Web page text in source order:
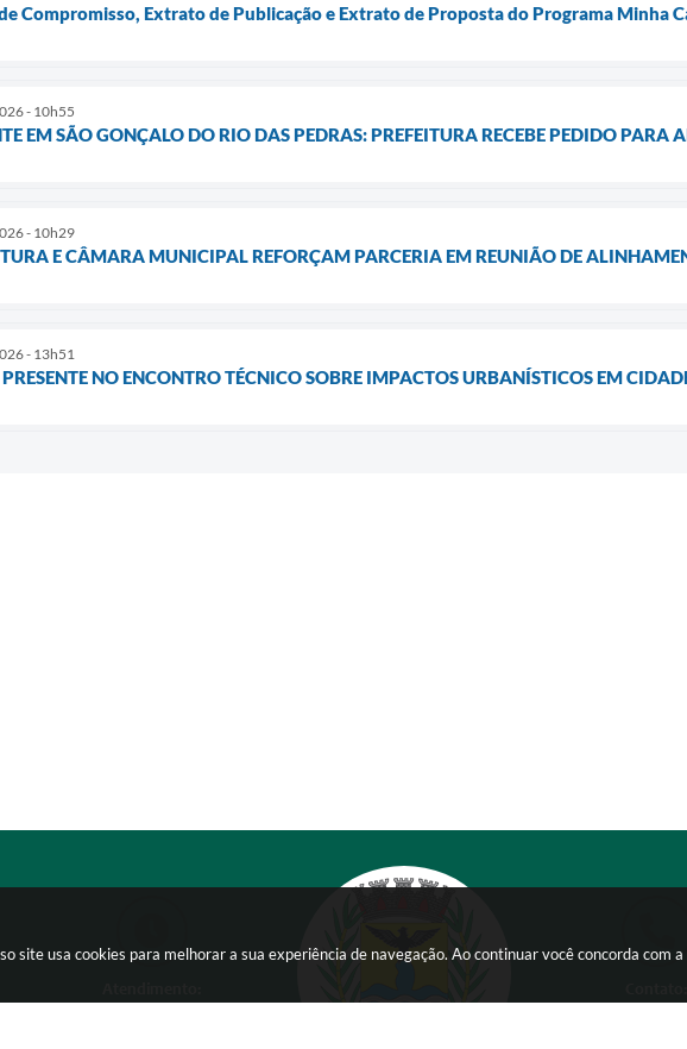
site usa cookies para melhorar a sua experiência de navegação. Ao continuar você concorda com a
Compromisso, Extrato de Publicação e Extrato de Proposta do Programa Minha
- 10h55
EM SÃO GONÇALO DO RIO DAS PEDRAS: PREFEITURA RECEBE PEDIDO PARA
- 10h29
E CÂMARA MUNICIPAL REFORÇAM PARCERIA EM REUNIÃO DE
- 13h51
PRESENTE NO ENCONTRO TÉCNICO SOBRE IMPACTOS URBANÍSTICOS EM